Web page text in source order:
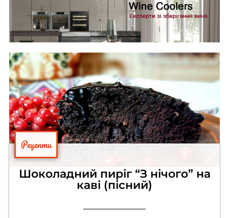
Рецепти
Шоколадний пиріг “З нічого” на
каві (пісний)